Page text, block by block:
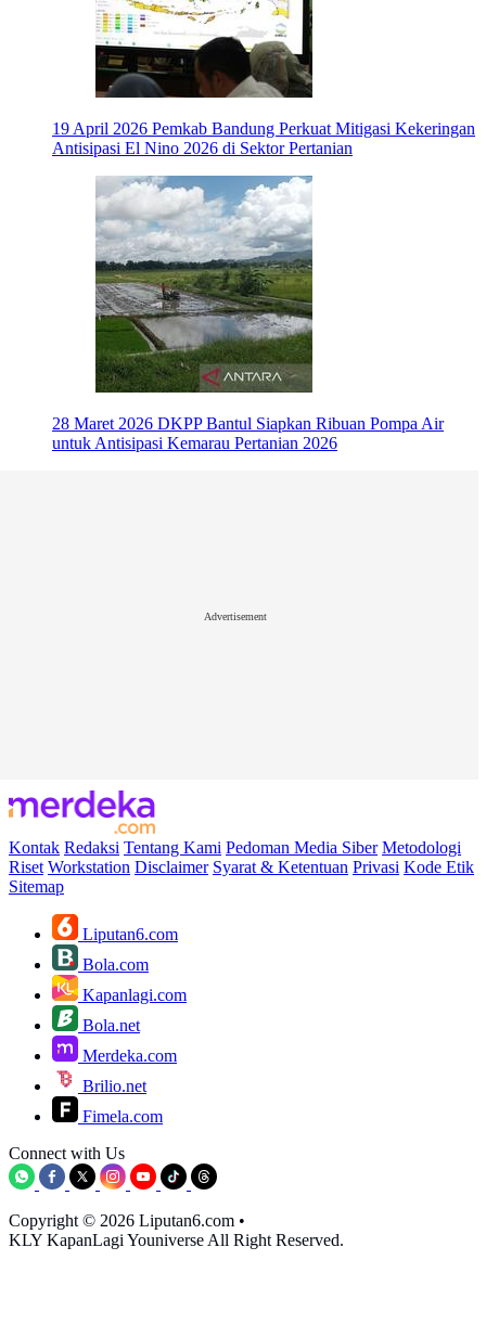
19 April 2026 Pemkab Bandung Perkuat Mitigasi Kekeringan
Antisipasi El Nino 2026 di Sektor Pertanian
28 Maret 2026 DKPP Bantul Siapkan Ribuan Pompa Air
untuk Antisipasi Kemarau Pertanian 2026
Advertisement
Kontak Redaksi Tentang Kami Pedoman Media Siber Metodologi
Riset Workstation Disclaimer Syarat & Ketentuan Privasi Kode Etik
Sitemap
Liputan6.com
Bola.com
Kapanlagi.com
Bola.net
Merdeka.com
Brilio.net
Fimela.com
Connect with Us
Copyright © 2026 Liputan6.com •
KLY KapanLagi Youniverse All Right Reserved.